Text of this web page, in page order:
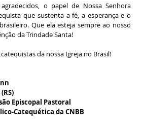
o papel de Nossa Senhora
que sustenta a fé, a esperança e o
Que ela esteja sempre ao nosso
da Trindade Santa!
da nossa Igreja no Brasil!
Episcopal Pastoral
Catequética da CNBB